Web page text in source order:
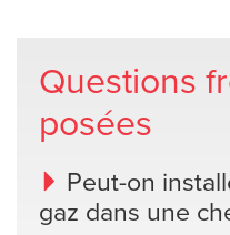
Questions
posées
Peut-on
gaz dans une